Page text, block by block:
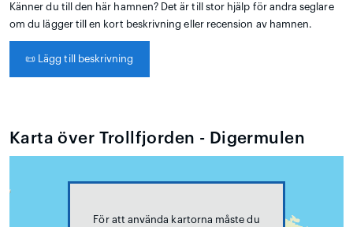
Känner du till den här hamnen? Det är till stor hjälp för andra seglare
om du lägger till en kort beskrivning eller recension av hamnen.
📜 Lägg till beskrivning
Karta över Trollfjorden - Digermulen
För att använda kartorna måste du